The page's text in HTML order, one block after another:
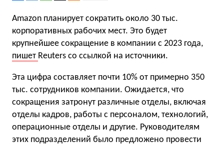
Amazon планирует сократить около 30 тыс.
корпоративных рабочих мест. Это будет
крупнейшее сокращение в компании с 2023 года,
пишет Reuters со ссылкой на источники.
Эта цифра составляет почти 10% от примерно 350
тыс. сотрудников компании. Ожидается, что
сокращения затронут различные отделы, включая
отделы кадров, работы с персоналом, технологий,
операционные отделы и другие. Руководителям
этих подразделений было предложено провести